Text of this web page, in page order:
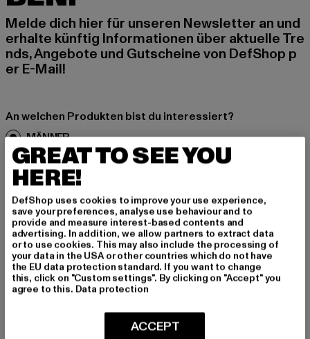
Melde dich hier für unseren Newsletter an und
erhalte künftig Informationen über aktuelle Tre
nds, Angebote und Gutscheine von DefShop p
er E-Mail!
An welchen Produkten bist du interessiert?
MÄNNER
FRAUEN
E-MAIL
ANMELDEN
Informationen dazu, wie DefShop mit Deinen Daten umgeht, findest Du
in unserer Datenschutzerklärung. Du kannst Dich jederzeit kostenfei
abmelden.Datenschutzerklärung lesen.
Play market
GREAT TO SEE YOU
HERE!
DefShop uses cookies to improve your use experience,
save your preferences, analyse use behaviour and to
provide and measure interest-based contents and
advertising. In addition, we allow partners to extract data
or to use cookies. This may also include the processing of
your data in the USA or other countries which do not have
the EU data protection standard. If you want to change
this, click on "Custom settings". By clicking on "Accept" you
agree to this. Data protection
ACCEPT